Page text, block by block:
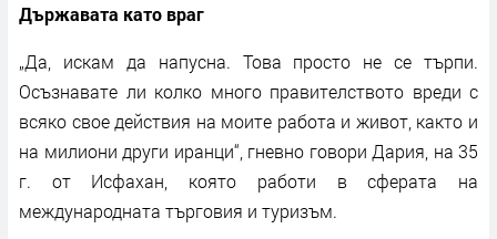
Държавата като враг
„Да, искам да напусна. Това просто не се търпи.
Осъзнавате ли колко много правителството вреди с
всяко свое действия на моите работа и живот, както и
на милиони други иранци“, гневно говори Дария, на 35
г. от Исфахан, която работи в сферата на
международната търговия и туризъм.